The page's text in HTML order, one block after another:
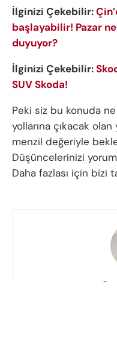
İlginizi Çekebilir:
başlayabilir! Pazar
duyuyor?
İlginizi Çekebilir:
SUV Skoda!
Peki siz bu konuda
yollarına çıkacak
menzil değeriyle
Düşüncelerinizi
Daha fazlası için bizi